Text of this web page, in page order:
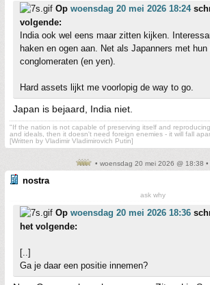
Op woensdag 20 mei 2026 18:24
volgende:
India ook wel eens maar zitten kijken.
haken en ogen aan. Net als Japanners met hun
conglomeraten (en yen).
Hard assets lijkt me voorlopig de way to go.
Japan is bejaard, India niet.
"If the nation is not capable of preserving itself and
and ideals, then it doesn't need foreign enemies - it will fall
[Written by Vladimir Vladimirovich Putin]
• woensdag 20 mei 2026 @ 18:38 •
nostra
ask why
Op woensdag 20 mei 2026 18:36
het volgende:
[..]
Ga je daar een positie innemen?